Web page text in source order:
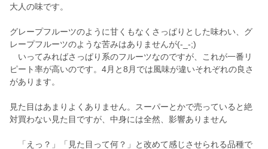
大人の味です。
グレープフルーツのように甘くもなくさっぱりとした味わい、グ
レープフルーツのような苦みはありませんが(-_-;)
いってみればさっぱり系のフルーツなのですが、これが一番リ
ピート率が高いのです。4月と8月では風味が違いそれぞれの良さ
があります。
見た目はあまりよくありません。スーパーとかで売っていると絶
対買わない見た目ですが、中身には全然、影響ありません
「えっ？」「見た目って何？」と改めて感じさせられる品種で